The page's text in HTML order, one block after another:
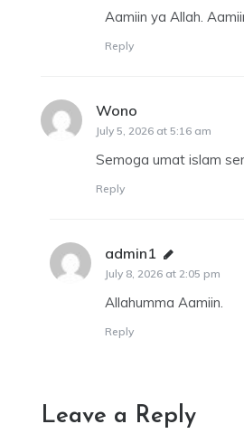
Aamiin ya Allah.
Reply
Wono
July 5, 2026 at 5:16 am
Semoga umat islam
Reply
admin1 says:
July 8, 2026 at 2:05 pm
Allahumma Aamiin.
Reply
Leave a Reply